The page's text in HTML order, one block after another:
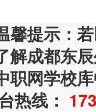
馨提示：
解成都东
职网学校
热线：